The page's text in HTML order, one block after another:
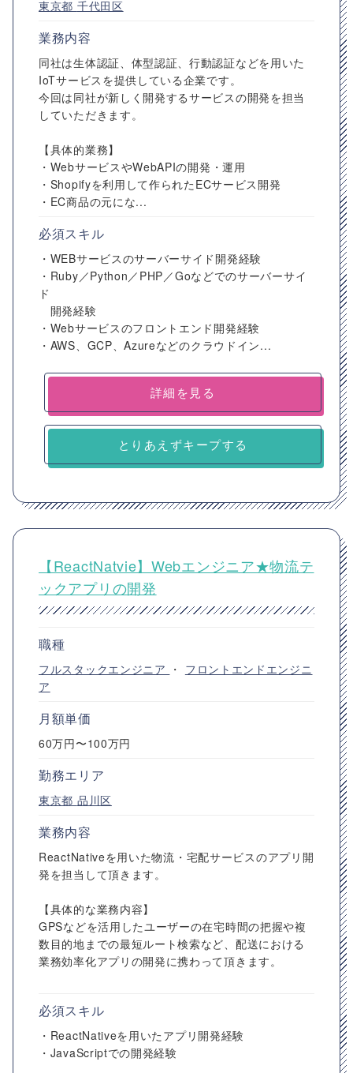
東京都 千代田区
業務内容
同社は生体認証、体型認証、行動認証などを用いた
IoTサービスを提供している企業です。
今回は同社が新しく開発するサービスの開発を担当
していただきます。
【具体的業務】
・WebサービスやWebAPIの開発・運用
・Shopifyを利用して作られたECサービス開発
・EC商品の元にな...
必須スキル
・WEBサービスのサーバーサイド開発経験
・Ruby／Python／PHP／Goなどでのサーバーサイ
ド
開発経験
・Webサービスのフロントエンド開発経験
・AWS、GCP、Azureなどのクラウドイン...
詳細を見る
とりあえずキープする
【ReactNatvie】Webエンジニア★物流テ
ックアプリの開発
職種
フルスタックエンジニア ・ フロントエンドエンジニ
ア
月額単価
60万円〜100万円
勤務エリア
東京都 品川区
業務内容
ReactNativeを用いた物流・宅配サービスのアプリ開
発を担当して頂きます。
【具体的な業務内容】
GPSなどを活用したユーザーの在宅時間の把握や複
数目的地までの最短ルート検索など、配送における
業務効率化アプリの開発に携わって頂きます。
必須スキル
・ReactNativeを用いたアプリ開発経験
・JavaScriptでの開発経験